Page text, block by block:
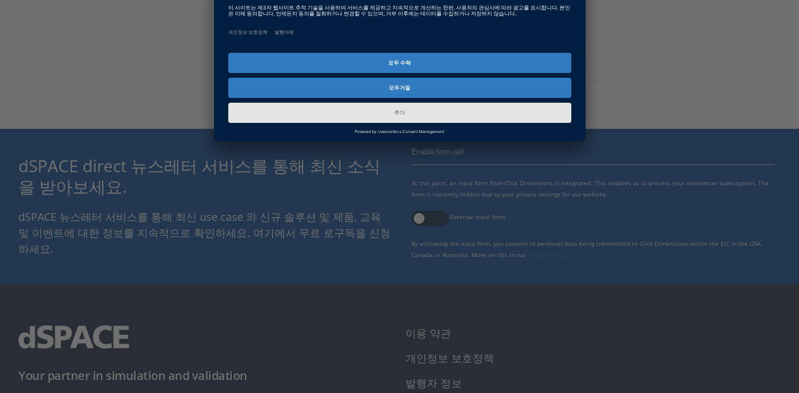
Product Information
Model Compare
MathWorks® Simulink®, Stateflow® 및 dSPACE TargetLink 모델 비교
dSPACE direct 뉴스레터 서비스를 통해 최신 소식
을 받아보세요.
dSPACE 뉴스레터 서비스를 통해 최신 use case 와 신규 솔루션 및 제품, 교육
및 이벤트에 대한 정보를 지속적으로 확인하세요. 여기에서 무료 로구독을 신청
하세요.
Enable form call
At this point, an input form from Click Dimensions is integrated. This enables us to process your newsletter subscription. The
form is currently hidden due to your privacy settings for our website.
External input form
By activating the input form, you consent to personal data being transmitted to Click Dimensions within the EU, in the USA,
Canada or Australia. More on this in our
Your partner in simulation and validation
이용 약관
개인정보 보호정책
발행자 정보